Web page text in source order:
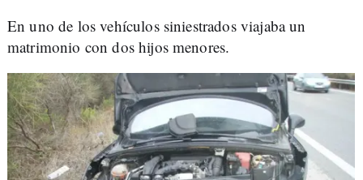
En uno de los vehículos siniestrados viajaba un
matrimonio con dos hijos menores.